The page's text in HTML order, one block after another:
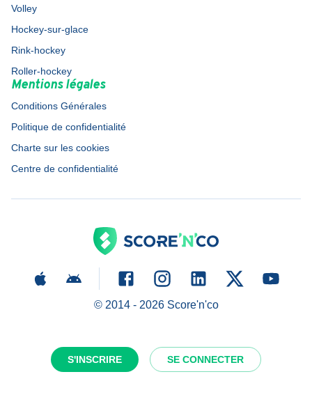
S'INSCRIRE SE CONNECTER
Volley
Hockey-sur-glace
Rink-hockey
Roller-hockey
Mentions légales
Conditions Générales
Politique de confidentialité
Charte sur les cookies
Centre de confidentialité
© 2014 - 2026Score'n'co